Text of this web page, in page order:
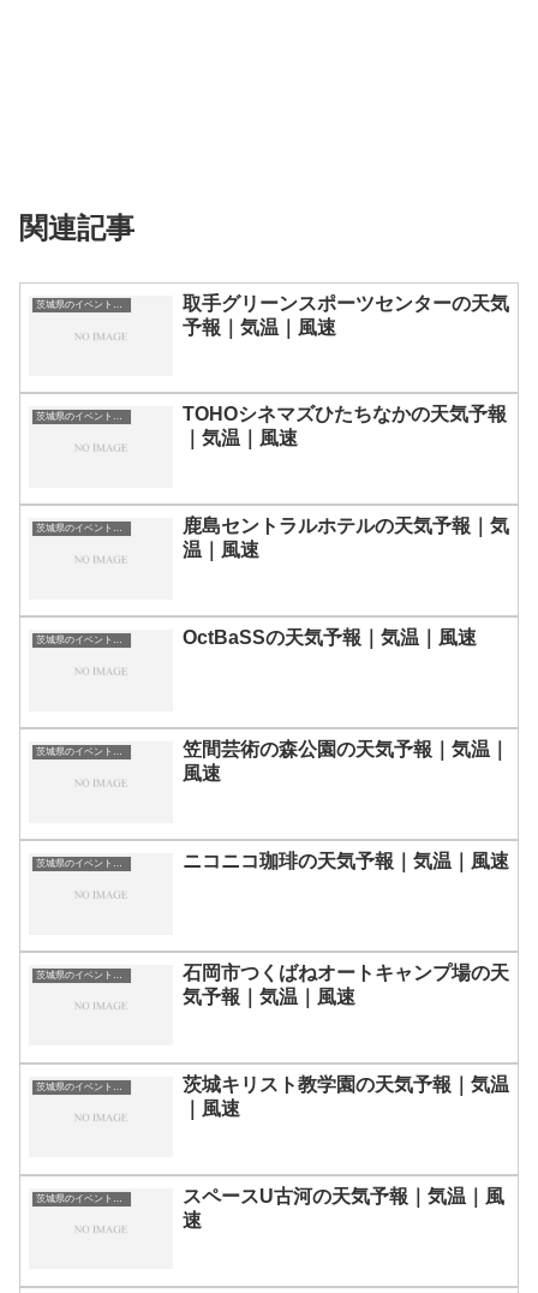
関連記事
茨城県のイベント会場一覧
取手グリーンスポーツセンターの天気
予報｜気温｜風速
茨城県のイベント会場一覧
TOHOシネマズひたちなかの天気予報
｜気温｜風速
茨城県のイベント会場一覧
鹿島セントラルホテルの天気予報｜気
温｜風速
茨城県のイベント会場一覧 OctBaSSの天気予報｜気温｜風速
茨城県のイベント会場一覧
笠間芸術の森公園の天気予報｜気温｜
風速
茨城県のイベント会場一覧 ニコニコ珈琲の天気予報｜気温｜風速
茨城県のイベント会場一覧
石岡市つくばねオートキャンプ場の天
気予報｜気温｜風速
茨城キリスト教学園の天気予報｜気温
｜風速
スペースU古河の天気予報｜気温｜風
速